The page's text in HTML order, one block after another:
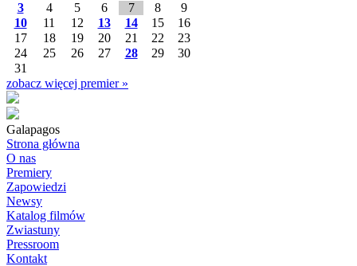
3
4 5 6 7 8
9
10
11 12 13 14 15
16
17
18 19 20 21 22
23
24
25 26 27 28 29
30
31
zobacz więcej premier »
Galapagos
Strona główna
O nas
Premiery
Zapowiedzi
Newsy
Katalog filmów
Zwiastuny
Pressroom
Kontakt